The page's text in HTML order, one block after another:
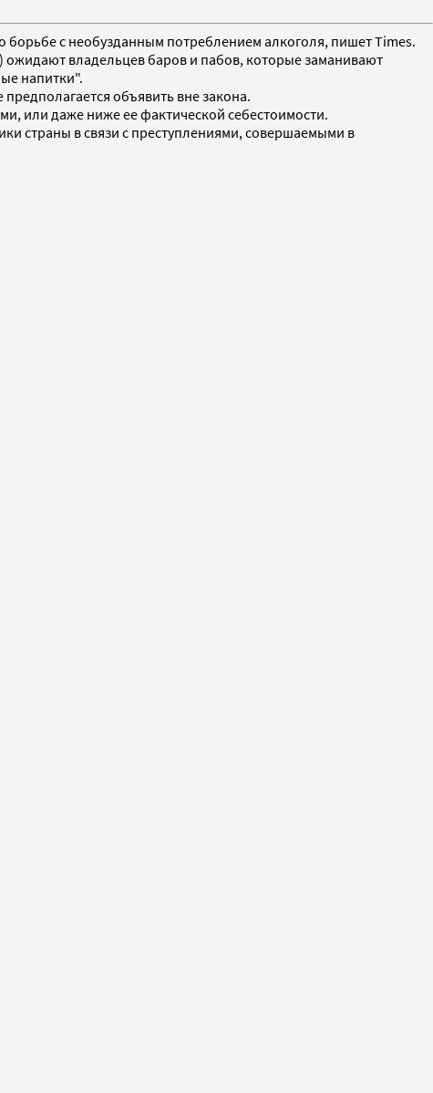
борьбе с необузданным потреблением алкоголя, пишет Times.
ожидают владельцев баров и пабов, которые заманивают
напитки".
объявить вне закона.
или даже ниже ее фактической себестоимости.
страны в связи с преступлениями, совершаемыми в